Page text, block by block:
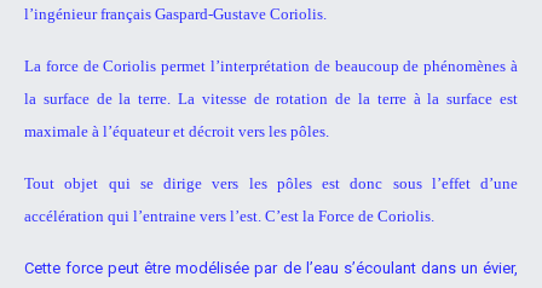
l’ingénieur français Gaspard-Gustave Coriolis.
La force de Coriolis permet l’interprétation de beaucoup dephénomènes à
la surface de la terre. La vitesse de rotation de la terre à la surface est
maximale à l’équateur et décroit vers les pôles.
Tout objet qui se dirige vers les pôles est donc sous l’effet d’une
accélération qui l’entraine vers l’est. C’est la Force de Coriolis.
Cette force peut être modélisée par de l’eau s’écoulant dans un évier,